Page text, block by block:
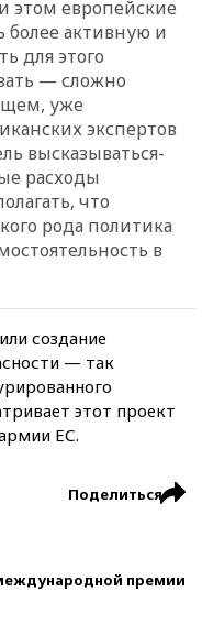
этом европейские
активную и
для этого
— сложно
уже
экспертов
высказываться-
расходы
что
рода политика
в
создание
— так
этот проект
ЕС.
Поделиться
премии